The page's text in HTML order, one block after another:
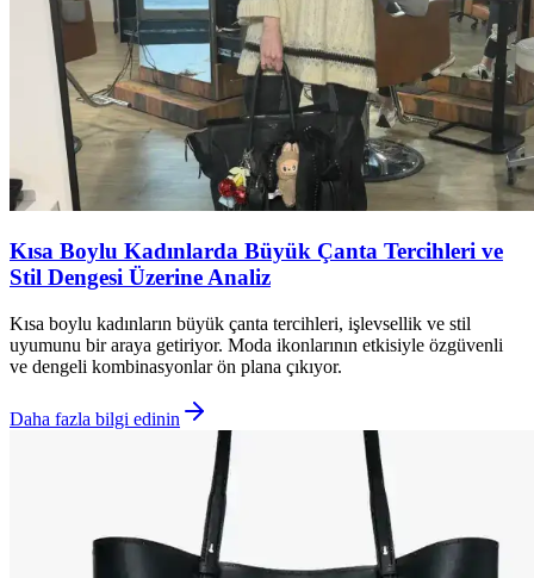
Kısa Boylu Kadınlarda Büyük Çanta Tercihleri ve
Stil Dengesi Üzerine Analiz
Kısa boylu kadınların büyük çanta tercihleri, işlevsellik ve stil
uyumunu bir araya getiriyor. Moda ikonlarının etkisiyle özgüvenli
ve dengeli kombinasyonlar ön plana çıkıyor.
Daha fazla bilgi edinin